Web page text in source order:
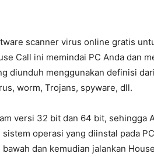
scanner virus online gratis
Call ini memindai PC Anda dan
diunduh menggunakan definisi
worm, Trojans, spyware, dll.
versi 32 bit dan 64 bit, sehingga
operasi yang diinstal pada
dan kemudian jalankan